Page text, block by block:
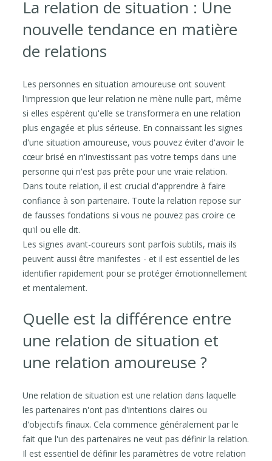
La relation de situation : Une
nouvelle tendance en matière
de relations
Les personnes en situation amoureuse ont souvent
l'impression que leur relation ne mène nulle part, même
si elles espèrent qu'elle se transformera en une relation
plus engagée et plus sérieuse. En connaissant les signes
d'une situation amoureuse, vous pouvez éviter d'avoir le
cœur brisé en n'investissant pas votre temps dans une
personne qui n'est pas prête pour une vraie relation.
Dans toute relation, il est crucial d'apprendre à faire
confiance à son partenaire. Toute la relation repose sur
de fausses fondations si vous ne pouvez pas croire ce
qu'il ou elle dit.
Les signes avant-coureurs sont parfois subtils, mais ils
peuvent aussi être manifestes - et il est essentiel de les
identifier rapidement pour se protéger émotionnellement
et mentalement.
Quelle est la différence entre
une relation de situation et
une relation amoureuse ?
Une relation de situation est une relation dans laquelle
les partenaires n'ont pas d'intentions claires ou
d'objectifs finaux. Cela commence généralement par le
fait que l'un des partenaires ne veut pas définir la relation.
Il est essentiel de définir les paramètres de votre relation